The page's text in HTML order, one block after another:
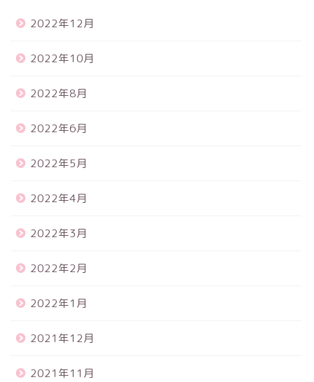
2022年12月
2022年10月
2022年8月
2022年6月
2022年5月
2022年4月
2022年3月
2022年2月
2022年1月
2021年12月
2021年11月